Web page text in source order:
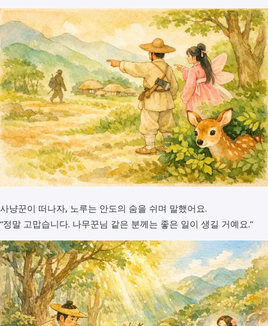
사냥꾼이 떠나자, 노루는 안도의 숨을 쉬며 말했어요.
“정말 고맙습니다. 나무꾼님 같은 분께는 좋은 일이 생길 거예요.”